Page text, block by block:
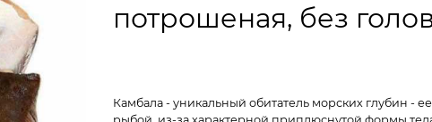
потрошеная, без
Камбала - уникальный обитатель морских глубин -
рыбой, из-за характерной приплюснутой формы